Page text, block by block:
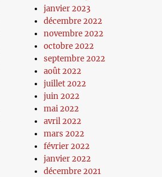
janvier 2023
décembre 2022
novembre 2022
octobre 2022
septembre 2022
août 2022
juillet 2022
juin 2022
mai 2022
avril 2022
mars 2022
février 2022
janvier 2022
décembre 2021